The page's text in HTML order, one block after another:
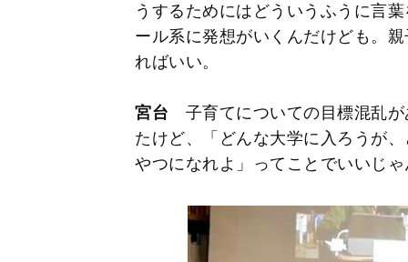
うするためにはどういうふうに言
ール系に発想がいくんだけども。
ればいい。
宮台 子育てについての目標混乱
たけど、「どんな大学に入ろうが
やつになれよ」ってことでいいじ